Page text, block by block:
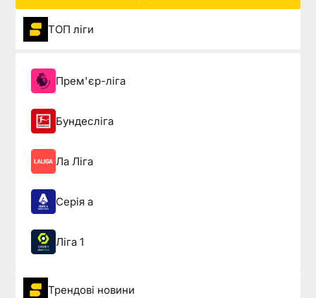
ТОП ліги
Прем'єр-ліга
Бундесліга
Ла Ліга
Серія а
Ліга 1
Трендові новини